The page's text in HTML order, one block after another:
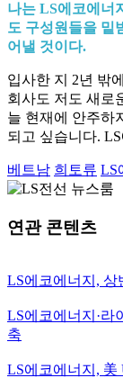
나는 LS에코에너
도 구성원들을 밑
어낼 것이다.
입사한 지 2년 밖
회사도 저도 새로
늘 현재에 안주하
되고 싶습니다.
베트남 희토류 LS
연관 콘텐츠
LS에코에너지,
LS에코에너지·
축
LS에코에너지,